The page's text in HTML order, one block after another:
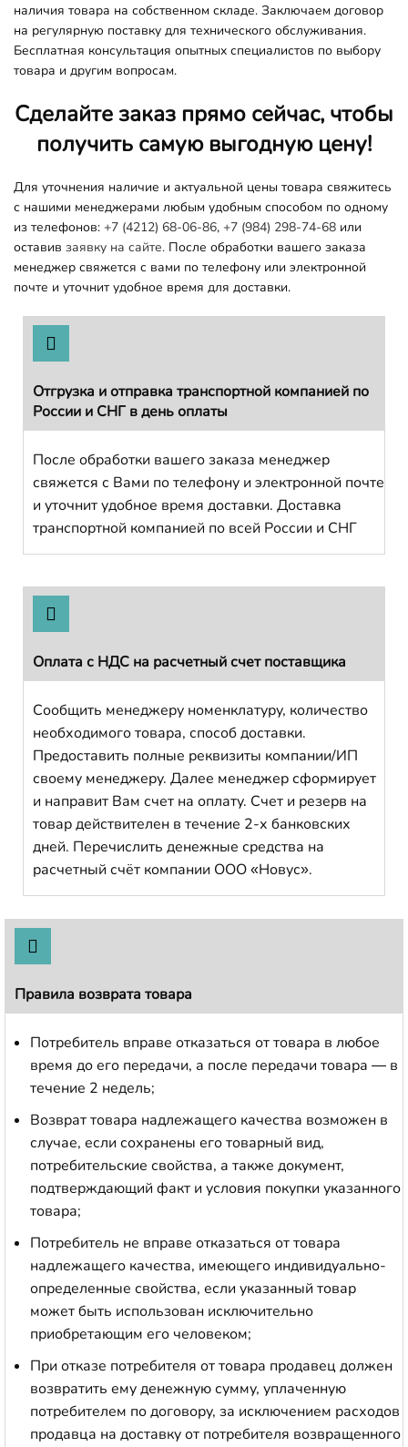
наличия товара на собственном складе. Заключаем договор
на регулярную поставку для технического обслуживания.
Бесплатная консультация опытных специалистов по выбору
товара и другим вопросам.
Сделайте заказ прямо сейчас, чтобы
получить самую выгодную цену!
Для уточнения наличие и актуальной цены товара свяжитесь
с нашими менеджерами любым удобным способом по одному
из телефонов: +7 (4212) 68-06-86, +7 (984) 298-74-68 или
оставив заявку на сайте. После обработки вашего заказа
менеджер свяжется с вами по телефону или электронной
почте и уточнит удобное время для доставки.
Отгрузка и отправка транспортной компанией по
России и СНГ в день оплаты
После обработки вашего заказа менеджер
свяжется с Вами по телефону и электронной почте
и уточнит удобное время доставки. Доставка
транспортной компанией по всей России и СНГ
Оплата с НДС на расчетный счет поставщика
Сообщить менеджеру номенклатуру, количество
необходимого товара, способ доставки.
Предоставить полные реквизиты компании/ИП
своему менеджеру. Далее менеджер сформирует
и направит Вам счет на оплату. Счет и резерв на
товар действителен в течение 2-х банковских
дней. Перечислить денежные средства на
расчетный счёт компании ООО «Новус».
Правила возврата товара
Потребитель вправе отказаться от товара в любое
время до его передачи, а после передачи товара — в
течение 2 недель;
Возврат товара надлежащего качества возможен в
случае, если сохранены его товарный вид,
потребительские свойства, а также документ,
подтверждающий факт и условия покупки указанного
товара;
Потребитель не вправе отказаться от товара
надлежащего качества, имеющего индивидуально-
определенные свойства, если указанный товар
может быть использован исключительно
приобретающим его человеком;
При отказе потребителя от товара продавец должен
возвратить ему денежную сумму, уплаченную
потребителем по договору, за исключением расходов
продавца на доставку от потребителя возвращенного